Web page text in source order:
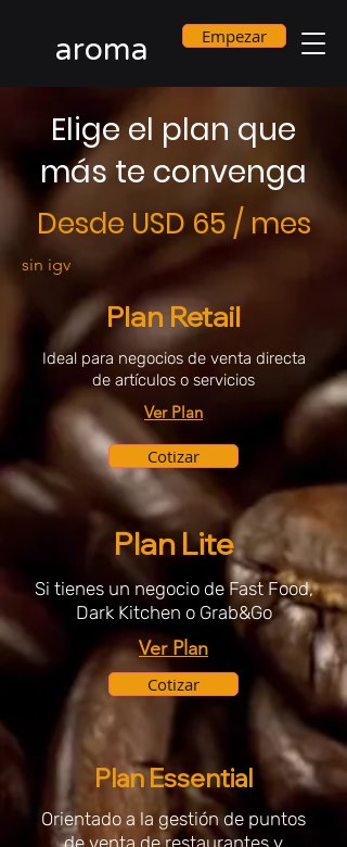
aroma Empezar
Elige el plan que
más te convenga
Desde USD 65 / mes
sin igv
Plan Retail
Ideal para negocios de venta directa
de artículos o servicios
Ver Plan
Cotizar
Plan Lite
Si tienes un negocio de Fast Food,
Dark Kitchen o Grab&Go
Ver Plan
Cotizar
Plan Essential
Orientado a la gestión de puntos
de venta de restaurantes y